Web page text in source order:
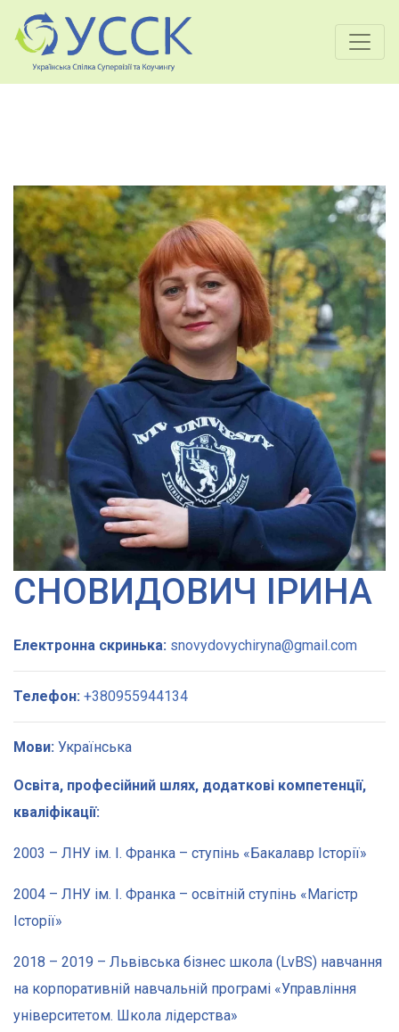
СНОВИДОВИЧ ІРИНА
Електронна скринька: snovydovychiryna@gmail.com
Телефон: +380955944134
Мови: Українська
Освіта, професійний шлях, додаткові компетенції,
кваліфікації:
2003 – ЛНУ ім. І. Франка – ступінь «Бакалавр Історії»
2004 – ЛНУ ім. І. Франка – освітній ступінь «Магістр
Історії»
2018 – 2019 – Львівська бізнес школа (LvBS) навчання
на корпоративній навчальній програмі «Управління
університетом. Школа лідерства»